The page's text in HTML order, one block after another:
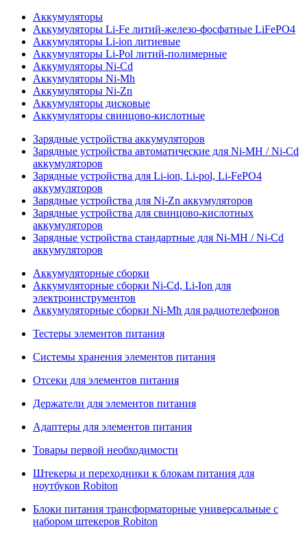
Аккумуляторы
Аккумуляторы Li-Fe литий-железо-фосфатные LiFePO4
Аккумуляторы Li-ion литиевые
Аккумуляторы Li-Pol литий-полимерные
Аккумуляторы Ni-Cd
Аккумуляторы Ni-Mh
Аккумуляторы Ni-Zn
Аккумуляторы дисковые
Аккумуляторы свинцово-кислотные
Зарядные устройства аккумуляторов
Зарядные устройства автоматические для Ni-MH / Ni-Cd
аккумуляторов
Зарядные устройства для Li-ion, Li-pol, Li-FePO4
аккумуляторов
Зарядные устройства для Ni-Zn аккумуляторов
Зарядные устройства для свинцово-кислотных
аккумуляторов
Зарядные устройства стандартные для Ni-MH / Ni-Cd
аккумуляторов
Аккумуляторные сборки
Аккумуляторные сборки Ni-Cd, Li-Ion для
электроинструментов
Аккумуляторные сборки Ni-Mh для радиотелефонов
Тестеры элементов питания
Системы хранения элементов питания
Отсеки для элементов питания
Держатели для элементов питания
Адаптеры для элементов питания
Товары первой необходимости
Штекеры и переходники к блокам питания для
ноутбуков Robiton
Блоки питания трансформаторные универсальные с
набором штекеров Robiton